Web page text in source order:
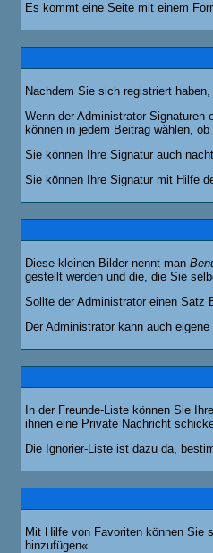
Es kommt eine Seite mit einem
Nachdem Sie sich registriert
Wenn der Administrator
können in jedem Beitrag wählen,
Sie können Ihre Signatur auch
Sie können Ihre Signatur mit Hilfe
Diese kleinen Bilder nennt man
gestellt werden und die, die Sie
Sollte der Administrator einen Satz
Der Administrator kann auch
In der Freunde-Liste können Sie
ihnen eine Private Nachricht
Die Ignorier-Liste ist dazu da,
Mit Hilfe von Favoriten können Sie
hinzufügen«.